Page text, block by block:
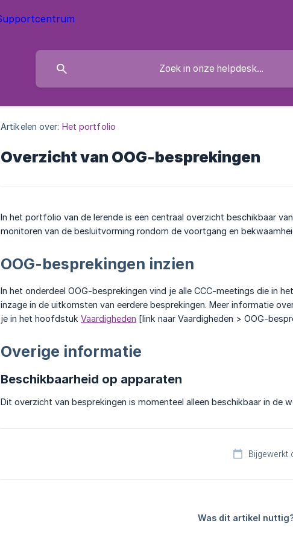
Artikelen over: Het portfolio
Overzicht van OOG-besprekingen
In het portfolio van de lerende is een centraal overzicht beschikbaar
monitoren van de besluitvorming rondom de voortgang en
OOG-besprekingen inzien
In het onderdeel OOG-besprekingen vind je alle CCC-meetings die in
inzage in de uitkomsten van eerdere besprekingen. Meer informatie
je in het hoofdstuk Vaardigheden [link naar Vaardigheden > OOG-
Overige informatie
Beschikbaarheid op apparaten
Dit overzicht van besprekingen is momenteel alleen beschikbaar in de
Bijgewerkt
Was dit artikel